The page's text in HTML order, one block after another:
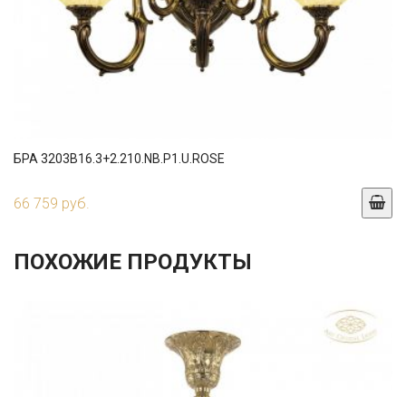
БРА 3203B16.3+2.210.NB.P1.U.ROSE
66 759 руб.
ПОХОЖИЕ ПРОДУКТЫ